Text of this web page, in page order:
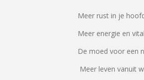
Meer rust in je
Meer energie en
De moed voor een
Meer leven vanuit